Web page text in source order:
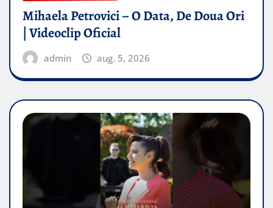
Mihaela Petrovici – O Data, De Doua Ori
| Videoclip Oficial
admin aug. 5, 2026